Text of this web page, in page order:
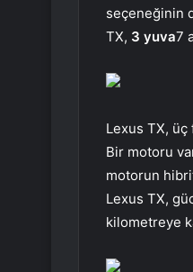
seçeneğinin
TX, 3 yuva7
Lexus TX,
Bir motoru
motorun
Lexus TX,
kilometreye